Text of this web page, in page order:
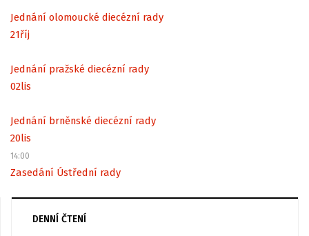
Jednání olomoucké diecézní rady
21říj
Jednání pražské diecézní rady
02lis
Jednání brněnské diecézní rady
20lis
14:00
Zasedání Ústřední rady
DENNÍ ČTENÍ